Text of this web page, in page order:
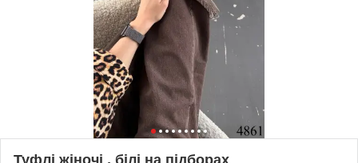
Туфлі жіночі , білі на підборах